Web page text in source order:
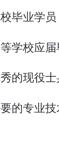
毕业学员
学校应届
的现役士
要的专业